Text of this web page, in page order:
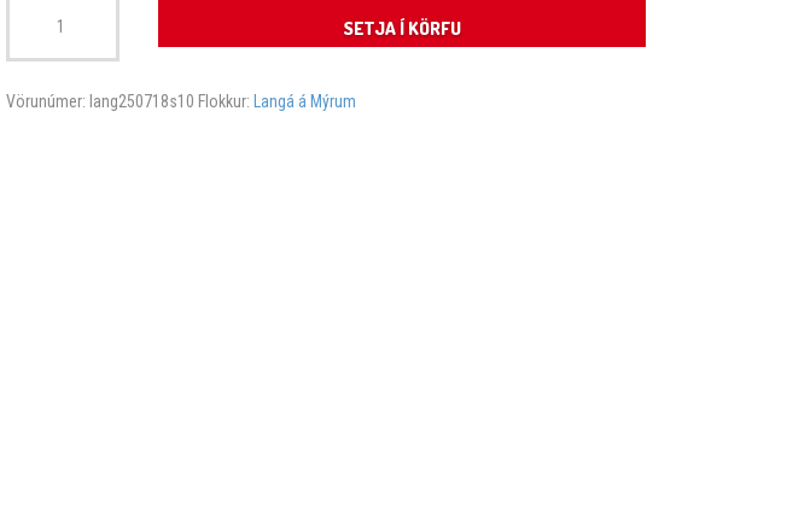
SETJA Í KÖRFU
Vörunúmer: lang250718s10 Flokkur: Langá á Mýrum